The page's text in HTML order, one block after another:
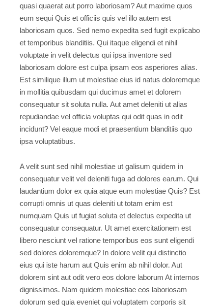
quasi quaerat aut porro laboriosam? Aut maxime quos
eum sequi Quis et officiis quis vel illo autem est
laboriosam quos. Sed nemo expedita sed fugit explicabo
et temporibus blanditiis. Qui itaque eligendi et nihil
voluptate in velit delectus qui ipsa inventore sed
laboriosam dolore est culpa ipsam eos asperiores alias.
Est similique illum ut molestiae eius id natus doloremque
in mollitia quibusdam qui ducimus amet et dolorem
consequatur sit soluta nulla. Aut amet deleniti ut alias
repudiandae vel officia voluptas qui odit quas in odit
incidunt? Vel eaque modi et praesentium blanditiis quo
ipsa voluptatibus.
A velit sunt sed nihil molestiae ut galisum quidem in
consequatur velit vel deleniti fuga ad dolores earum. Qui
laudantium dolor ex quia atque eum molestiae Quis? Est
corrupti omnis ut quas deleniti ut totam enim est
numquam Quis ut fugiat soluta et delectus expedita ut
consequatur consequatur. Ut amet exercitationem est
libero nesciunt vel ratione temporibus eos sunt eligendi
sed dolores doloremque? In dolore velit qui distinctio
eius qui iste harum aut Quis enim ab nihil dolor. Aut
dolorem sint aut odit vero eos dolore laborum At internos
dignissimos. Nam quidem molestiae eos laboriosam
dolorum sed quia eveniet qui voluptatem corporis sit